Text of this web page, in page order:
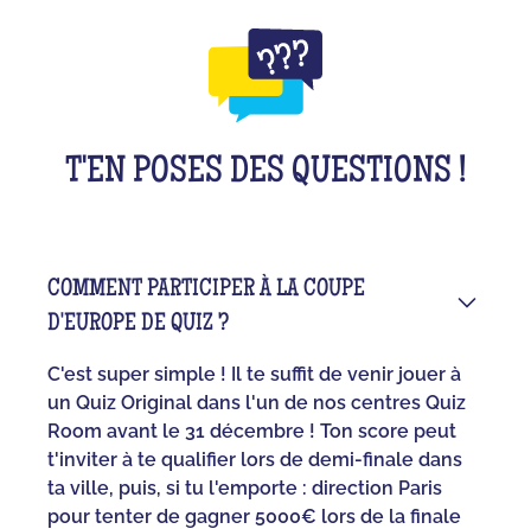
T'EN POSES DES QUESTIONS !
COMMENT PARTICIPER À LA COUPE
D'EUROPE DE QUIZ ?
C'est super simple ! Il te suffit de venir jouer à
un Quiz Original dans l'un de nos centres Quiz
Room avant le 31 décembre ! Ton score peut
t'inviter à te qualifier lors de demi-finale dans
ta ville, puis, si tu l'emporte : direction Paris
pour tenter de gagner 5000€ lors de la finale